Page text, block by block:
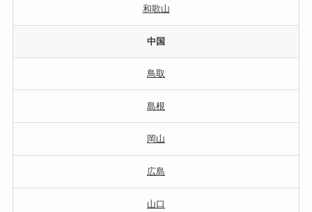
和歌山
中国
鳥取
島根
岡山
広島
山口